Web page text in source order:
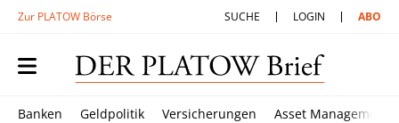
Zur PLATOW Börse SUCHE LOGIN ABO
Banken Geldpolitik Versicherungen Asset Management